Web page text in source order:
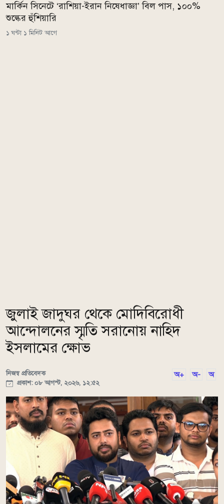
মার্কিন সিনেটে ‘রাশিয়া-ইরান নিষেধাজ্ঞা’ বিল পাস, ১০০%
শুল্কের হুঁশিয়ারি
১ ঘন্টা ১ মিনিট আগে
জুলাই জাদুঘর থেকে মোদিবিরোধী
আন্দোলনের স্মৃতি সরানোয় নাহিদ
ইসলামের ক্ষোভ
নিজস্ব প্রতিবেদক
প্রকাশ: ০৮ আগস্ট, ২০২৬, ১২:৫২
অ+ অ- অ